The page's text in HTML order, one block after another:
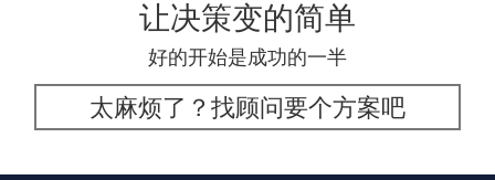
让决策变的简单
好的开始是成功的一半
太麻烦了？找顾问要个方案吧